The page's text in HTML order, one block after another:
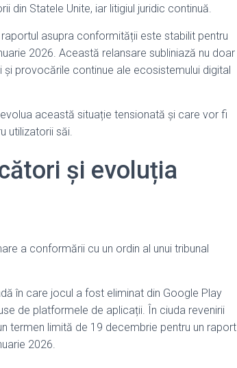
din Statele Unite, iar litigiul juridic continuă.
asupra conformității este stabilit pentru
2026. Această relansare subliniază nu doar
provocările continue ale ecosistemului digital
această situație tensionată și care vor fi
utilizatorii săi.
și evoluția
a conformării cu un ordin al unui tribunal
în care jocul a fost eliminat din Google Play
de platformele de aplicații. În ciuda revenirii
termen limită de 19 decembrie pentru un raport
2026.